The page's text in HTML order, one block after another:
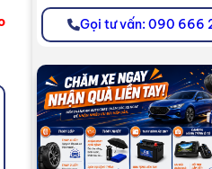
Gọi tư vấn: 090 666